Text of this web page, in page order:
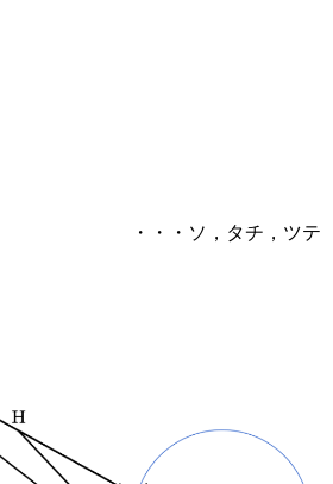
・・・ソ，タチ，ツテ